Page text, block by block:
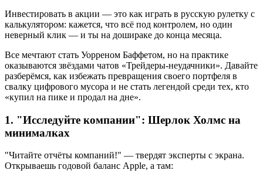
Инвестировать в акции — это как играть в русскую рулетку с
калькулятором: кажется, что всё под контролем, но один
неверный клик — и ты на дошираке до конца месяца.
Все мечтают стать Уорреном Баффетом, но на практике
оказываются звёздами чатов «Трейдеры-неудачники». Давайте
разберёмся, как избежать превращения своего портфеля в
свалку цифрового мусора и не стать легендой среди тех, кто
«купил на пике и продал на дне».
1. "Исследуйте компании": Шерлок Холмс на
минималках
"Читайте отчёты компаний!" — твердят эксперты с экрана.
Открываешь годовой баланс Apple, а там: